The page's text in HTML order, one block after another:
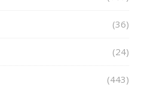
(36)
(24)
(443)